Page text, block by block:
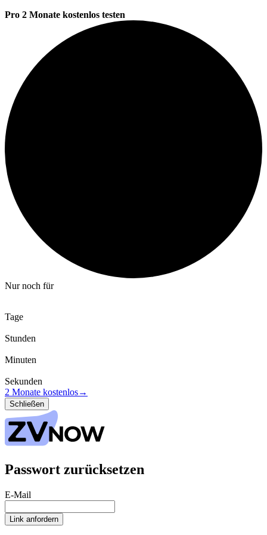
Pro 2 Monate kostenlos testen
Nur noch für
Tage
Stunden
Minuten
Sekunden
2 Monate kostenlos→
Schließen
Passwort zurücksetzen
E-Mail
Link anfordern